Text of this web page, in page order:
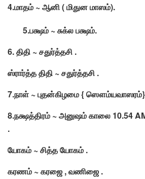
4.மாதம் ~ ஆனி ( மிதுன மாஸம்).
5.பக்ஷம் ~ சுக்ல பக்ஷம்.
6. திதி ~ சதுர்த்தசி .
ஸ்ரார்த்த திதி ~ சதுர்த்தசி .
7.நாள் ~ புதன்கிழமை { ஸௌம்யவாஸரம்}
8.நக்ஷத்திரம் ~ அனுஷம் காலை 10.54
.
யோகம் ~ சித்த யோகம் .
கரணம் ~ கரஜை , வணிஜை .